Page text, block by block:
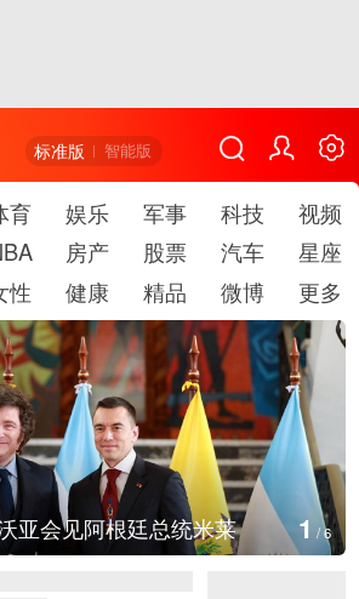
标准版 智能版
育 娱乐 军事 科技
视频
房产 股票 汽车
星座
性 健康 精品 微博 更多
斯波坎：野火烧毁700多所房屋
2/6